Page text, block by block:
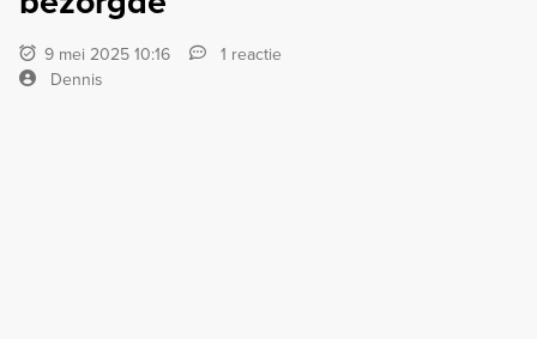
9 mei 2025 10:16
1 reactie
Dennis